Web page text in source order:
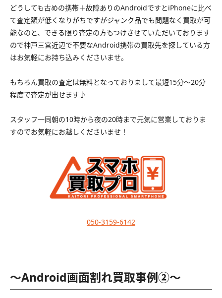
どうしても古めの携帯＋故障ありのAndroidですとiPhoneに比べ
て査定額が低くなりがちですがジャンク品でも問題なく買取が可
能なのと、できる限り査定の方もつけさせていただいております
ので神戸三宮近辺で不要なAndroid携帯の買取先を探している方
はお気軽にお持ち込みくださいませ。
もちろん買取の査定は無料となっておりまして最短15分〜20分
程度で査定が出せます♪
スタッフ一同朝の10時から夜の20時まで元気に営業しておりま
すのでお気軽にお越しくださいませ！
050-3159-6142
〜Android画面割れ買取事例②〜